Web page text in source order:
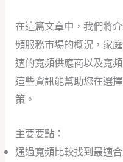
在這篇文章中，我們將
頻服務市場的概況，家
適的寬頻供應商以及寬
這些資訊能幫助您在選
策。
主要要點：
通過寬頻比較找到最適